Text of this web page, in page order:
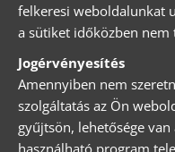
felkeresi weboldalunkat
a sütiket időközben
Jogérvényesítés
Amennyiben nem
szolgáltatás az Ön
gyűjtsön, lehetősége
használható program